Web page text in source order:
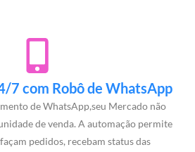
7 com Robô de WhatsApp
de WhatsApp,seu Mercado não
de venda. A automação permite
pedidos, recebam status das